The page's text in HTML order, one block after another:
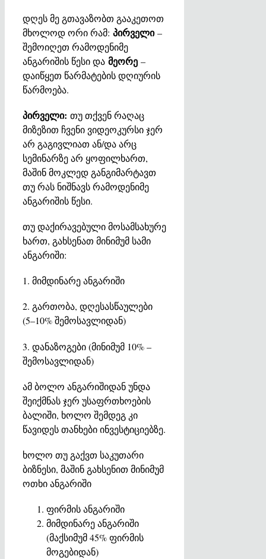
დღეს მე გთავაზობთ გააკეთოთ
მხოლოდ ორი რამ: პირველი–
შემოიღეთ რამოდენიმე
ანგარიშის წესი და მეორე –
დაიწყეთ წარმატების დღიურის
წარმოება.
პირველი: თუ თქვენ რაღაც
მიზეზით ჩვენი ვიდეოკურსი ჯერ
არ გაგივლიათ ან/და არც
სემინარზე არ ყოფილხართ,
მაშინ მოკლედ განგიმარტავთ
თუ რას ნიშნავს რამოდენიმე
ანგარიშის წესი.
თუ დაქირავებული მოსამსახურე
ხართ, გახსენათ მინიმუმ სამი
ანგარიში:
1. მიმდინარე ანგარიში
2. გართობა, დღესასწაულები
(5–10% შემოსავლიდან)
3. დანაზოგები (მინიმუმ 10% –
შემოსავლიდან)
ამ ბოლო ანგარიშიდან უნდა
შეიქმნას ჯერ უსაფრთხოების
ბალიში, ხოლო შემდეგ კი
წავიდეს თანხები ინვესტიციებზე.
ხოლო თუ გაქვთ საკუთარი
ბიზნესი, მაშინ გახსენით მინიმუმ
ოთხი ანგარიში
ფირმის ანგარიში
მიმდინარე ანგარიში
(მაქსიმუმ 45% ფირმის
მოგებიდან)